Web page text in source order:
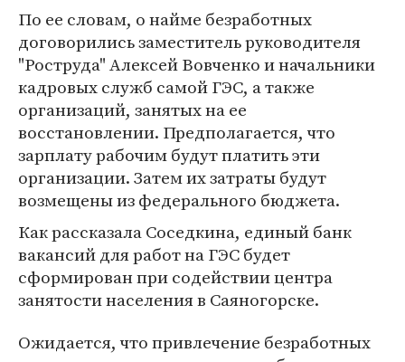
По ее словам, о найме безработных
договорились заместитель руководителя
"Роструда" Алексей Вовченко и начальники
кадровых служб самой ГЭС, а также
организаций, занятых на ее
восстановлении. Предполагается, что
зарплату рабочим будут платить эти
организации. Затем их затраты будут
возмещены из федерального бюджета.
Как рассказала Соседкина, единый банк
вакансий для работ на ГЭС будет
сформирован при содействии центра
занятости населения в Саяногорске.
Ожидается, что привлечение безработных